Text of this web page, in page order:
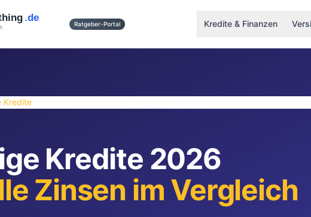
Ratgeber-Portal Kredite & Finanzen
Kredite
Kredite 2026
Zinsen im Vergleich